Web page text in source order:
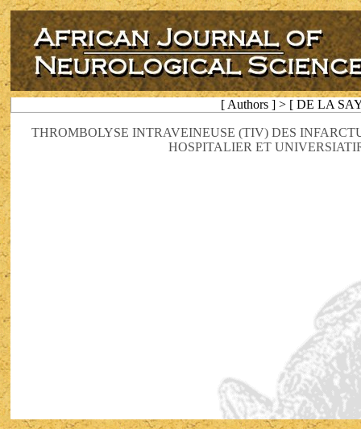
[ Authors ] > [ DE LA
THROMBOLYSE INTRAVEINEUSE (TIV) DES
HOSPITALIER ET